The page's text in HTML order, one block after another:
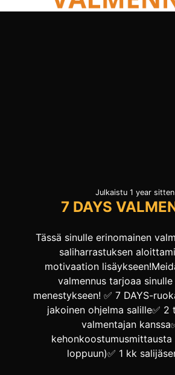
Julkaistu 1 year sitten
7 DAYS
Tässä sinulle erinomainen
saliharrastuksen
motivaation
valmennus tarjoaa
menestykseen! ✅ 7 DAYS-
jakoinen ohjelma salille✅ 2
valmentajan
kehonkoostumusmittausta
loppuun)✅ 1 kk